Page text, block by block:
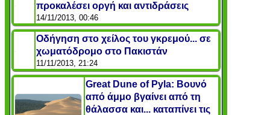
προκαλέσει οργή και αντιδράσεις
14/11/2013, 00:46
Οδήγηση στο χείλος του γκρεμού... σε
χωματόδρομο στο Πακιστάν
11/11/2013, 21:24
Great Dune of Pyla: Bουνό
από άμμο βγαίνει από τη
θάλασσα και... καταπίνει τις